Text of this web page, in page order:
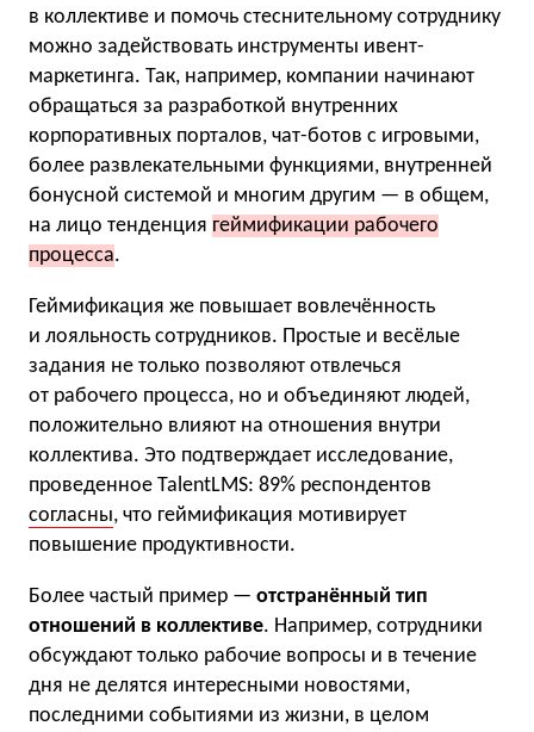
в коллективе и помочь стеснительному сотруднику
можно задействовать инструменты ивент-
маркетинга. Так, например, компании начинают
обращаться за разработкой внутренних
корпоративных порталов, чат-ботов с игровыми,
более развлекательными функциями, внутренней
бонусной системой и многим другим — в общем,
на лицо тенденция геймификации рабочего
процесса.
Геймификация же повышает вовлечённость
и лояльность сотрудников. Простые и весёлые
задания не только позволяют отвлечься
от рабочего процесса, но и объединяют людей,
положительно влияют на отношения внутри
коллектива. Это подтверждает исследование,
проведенное TalentLMS: 89% респондентов
согласны, что геймификация мотивирует
повышение продуктивности.
Более частый пример — отстранённый тип
отношений в коллективе. Например, сотрудники
обсуждают только рабочие вопросы и в течение
дня не делятся интересными новостями,
последними событиями из жизни, в целом